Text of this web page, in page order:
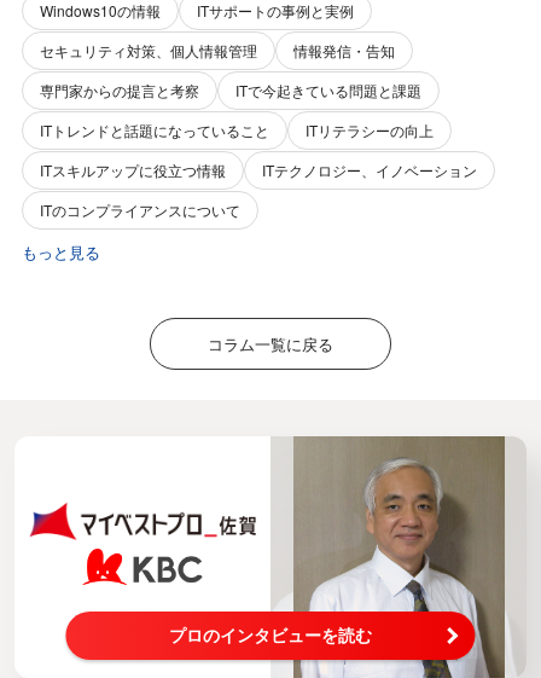
Windows10の情報
ITサポートの事例と実例
セキュリティ対策、個人情報管理
情報発信・告知
専門家からの提言と考察
ITで今起きている問題と課題
ITトレンドと話題になっていること
ITリテラシーの向上
ITスキルアップに役立つ情報
ITテクノロジー、イノベーション
ITのコンプライアンスについて
もっと見る
コラム一覧に戻る
プロのインタビューを読む